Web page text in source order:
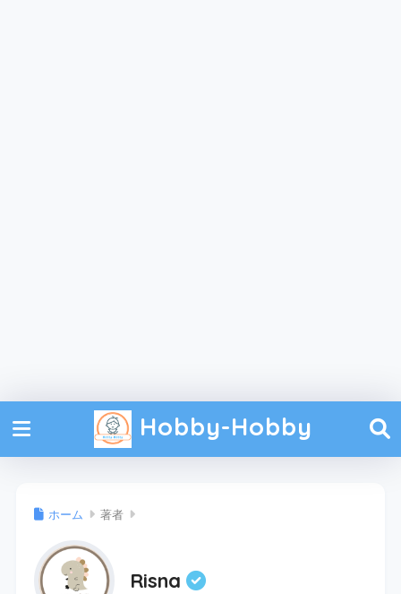
Hobby-Hobby
ホーム 著者
Risna